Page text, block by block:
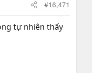
#16,471
tự nhiên thấy